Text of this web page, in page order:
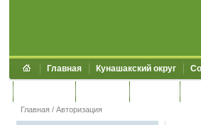
Главная Кунашакский округ
Главная / Авторизация